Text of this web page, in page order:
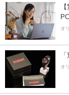
PC
オ
オ